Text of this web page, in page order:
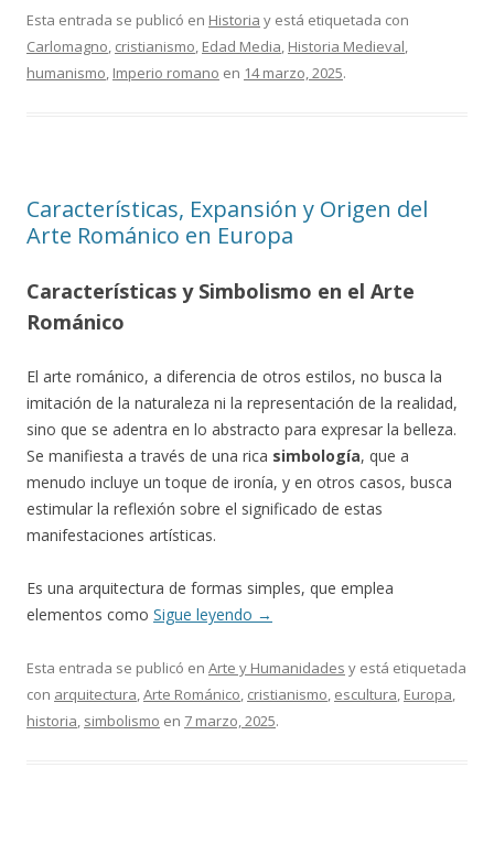
Esta entrada se publicó en Historia y está etiquetada con
Carlomagno, cristianismo, Edad Media, Historia Medieval,
humanismo, Imperio romano en 14 marzo, 2025.
Características, Expansión y Origen del
Arte Románico en Europa
Características y Simbolismo en el Arte
Románico
El arte románico, a diferencia de otros estilos, no busca la
imitación de la naturaleza ni la representación de la realidad,
sino que se adentra en lo abstracto para expresar la belleza.
Se manifiesta a través de una rica simbología, que a
menudo incluye un toque de ironía, y en otros casos, busca
estimular la reflexión sobre el significado de estas
manifestaciones artísticas.
Es una arquitectura de formas simples, que emplea
elementos como Sigue leyendo →
Esta entrada se publicó en Arte y Humanidades y está etiquetada
con arquitectura,Arte Románico, cristianismo, escultura, Europa,
historia, simbolismo en 7 marzo, 2025.